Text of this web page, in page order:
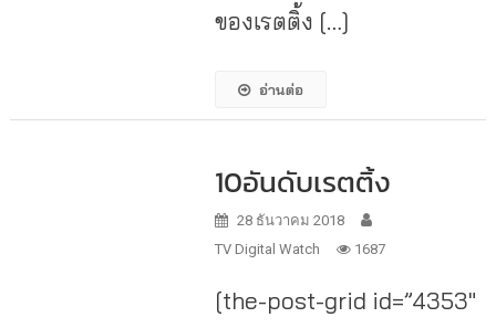
ของเรตติ้ง […]
อ่านต่อ
10อันดับเรตติ้ง
28 ธันวาคม 2018
TV Digital Watch
1687
[the-post-grid id=”4353″